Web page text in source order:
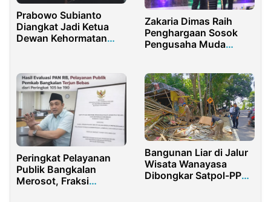
Prabowo Subianto
Diangkat Jadi Ketua
Dewan Kehormatan
Suara di Jabar
Zakaria Dimas Raih
Penghargaan Sosok
Pengusaha Muda
Peringkat Pelayanan
Publik Bangkalan
Merosot, Fraksi
Bangunan Liar di Jalur
Wisata Wanayasa
Dibongkar Satpol-PP